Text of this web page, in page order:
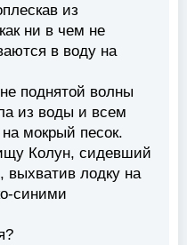
из
ни в чем не
в воду на
поднятой волны
из воды и всем
мокрый песок.
Колун, сидевший
выхватив лодку на
синими